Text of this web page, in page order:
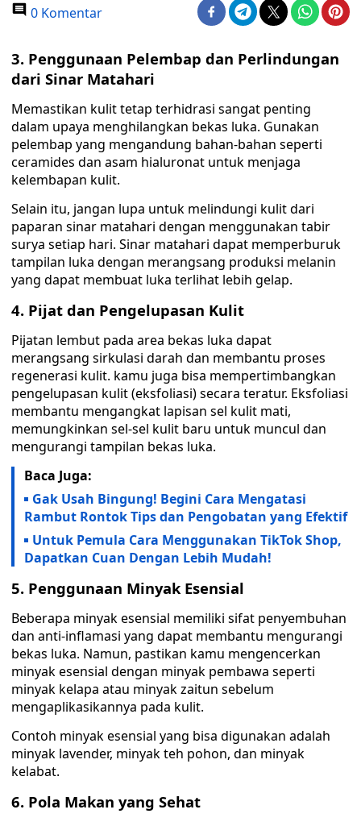
0 Komentar
3. Penggunaan Pelembap dan Perlindungan
dari Sinar Matahari
Memastikan kulit tetap terhidrasi sangat penting
dalam upaya menghilangkan bekas luka. Gunakan
pelembap yang mengandung bahan-bahan seperti
ceramides dan asam hialuronat untuk menjaga
kelembapan kulit.
Selain itu, jangan lupa untuk melindungi kulit dari
paparan sinar matahari dengan menggunakan tabir
surya setiap hari. Sinar matahari dapat memperburuk
tampilan luka dengan merangsang produksi melanin
yang dapat membuat luka terlihat lebih gelap.
4. Pijat dan Pengelupasan Kulit
Pijatan lembut pada area bekas luka dapat
merangsang sirkulasi darah dan membantu proses
regenerasi kulit. kamu juga bisa mempertimbangkan
pengelupasan kulit (eksfoliasi) secara teratur. Eksfoliasi
membantu mengangkat lapisan sel kulit mati,
memungkinkan sel-sel kulit baru untuk muncul dan
mengurangi tampilan bekas luka.
Baca Juga:
Gak Usah Bingung! Begini Cara Mengatasi
Rambut Rontok Tips dan Pengobatan yang Efektif
Untuk Pemula Cara Menggunakan TikTok Shop,
Dapatkan Cuan Dengan Lebih Mudah!
5. Penggunaan Minyak Esensial
Beberapa minyak esensial memiliki sifat penyembuhan
dan anti-inflamasi yang dapat membantu mengurangi
bekas luka. Namun, pastikan kamu mengencerkan
minyak esensial dengan minyak pembawa seperti
minyak kelapa atau minyak zaitun sebelum
mengaplikasikannya pada kulit.
Contoh minyak esensial yang bisa digunakan adalah
minyak lavender, minyak teh pohon, dan minyak
kelabat.
6. Pola Makan yang Sehat